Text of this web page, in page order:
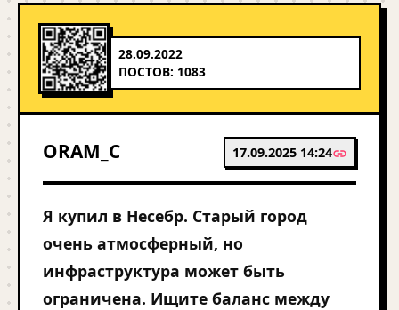
28.09.2022
ПОСТОВ: 1083
ORAM_C 17.09.2025 14:24
Я купил в Несебр. Старый город
очень атмосферный, но
инфраструктура может быть
ограничена. Ищите баланс между